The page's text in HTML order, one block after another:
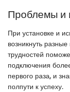
Проблемы и
При установке и
возникнуть
трудностей
подключения
первого раза, и
полпути к успеху.